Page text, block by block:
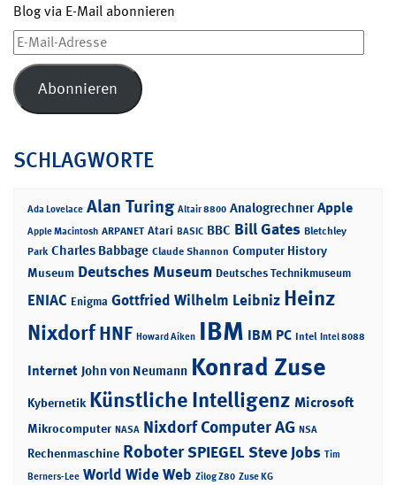
Blog via E-Mail abonnieren
E-
Mail-
Adresse
Abonnieren
SCHLAGWORTE
Ada Lovelace Alan Turing Altair 8800 Analogrechner Apple
Apple Macintosh ARPANET Atari BASIC BBC Bill Gates Bletchley
Park Charles Babbage Claude Shannon Computer History
Museum Deutsches Museum Deutsches Technikmuseum
ENIAC Enigma Gottfried Wilhelm Leibniz Heinz
NixdorfHNF Howard Aiken IBM IBM PC Intel Intel 8088
Internet John von Neumann Konrad Zuse
Kybernetik Künstliche Intelligenz Microsoft
Mikrocomputer NASA Nixdorf Computer AG NSA
Rechenmaschine RoboterSPIEGELSteve Jobs Tim
Berners-Lee World Wide Web Zilog Z80 Zuse KG